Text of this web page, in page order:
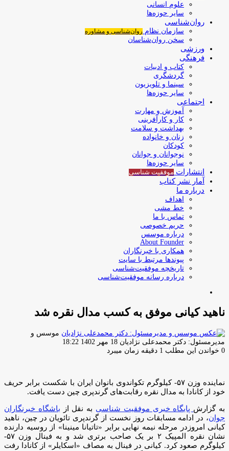
علوم انسانی
سایر حوزه‌ها
روان‌شناسی
سازمان نظام روان‌شناسی و مشاوره
سخن روان‌شناسان
ورزشی
فرهنگی
کتاب و ادبیات
گردشگری
سینما و تلویزیون
سایر حوزه‌ها
اجتماعی
آموزش و مهارت
کار و کارآفرینی
بهداشت و سلامت
زنان و خانواده
کودکان
نوجوانان و جوانان
سایر حوزه‌ها
انتشارات موفقیت‌ شناسی
آمار نشر کتاب
درباره ما
اهداف
خط مشی
تماس با ما
حریم خصوصی
درباره موسس
About Founder
همکاری با خبرنگاران
پیوندها مرتبط با سایت
تاریخچه موفقیت‌شناسی
درباره رسانه موفقیت‌شناسی
ناهید کیانی موفق به کسب مدال نقره شد
موسس و
مدیرمسئول: دکتر محمدعلی نژادیان ارسال
ایمیل
18 مهر 1402 18:22
0 خواندن این مطلب 1 دقیقه زمان میبرد
نماینده وزن ۵۷- کیلوگرم تکواندوی بانوان ایران با شکست برابر حریف
خود از کانادا به مدال نقره رقابت‌های گرندپری چین دست یافت.
به گزارش پایگاه خبری موفقیت شناسی به نقل از باشگاه خبرنگاران
جوان، در ادامه مسابقات روز نخست از گرندپری تائویان در چین، ناهید
کیانی امروزدر مرحله نیمه نهایی برایر «تاتیانا مینینا» از روسیه دارنده
نشان نقره المپیک ۲ بر یک صاحب برتری شد و به فینال وزن ۵۷-
کیلوگرم صعود کرد. کیانی در فینال به مصاف «اسکایلر» از کانادا رفت